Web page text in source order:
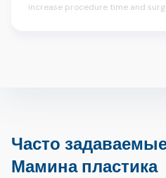
increase procedure time and
Часто
Мамина пластика